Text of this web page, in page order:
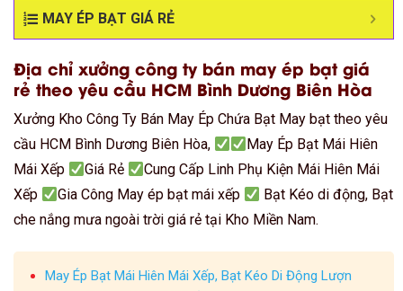
MAY ÉP BẠT GIÁ RẺ
Địa chỉ xưởng công ty bán may ép bạt giá
rẻ theo yêu cầu HCM Bình Dương Biên Hòa
Xưởng Kho Công Ty Bán May Ép Chứa Bạt May bạt theo yêu
cầu HCM Bình Dương Biên Hòa,
May Ép Bạt Mái Hiên
Mái Xếp
Giá Rẻ
Cung Cấp Linh Phụ Kiện Mái Hiên Mái
Xếp
Gia Công May ép bạt mái xếp
Bạt Kéo di động, Bạt
che nắng mưa ngoài trời giá rẻ tại Kho Miền Nam.
May Ép Bạt Mái Hiên Mái Xếp, Bạt Kéo Di Động Lượn